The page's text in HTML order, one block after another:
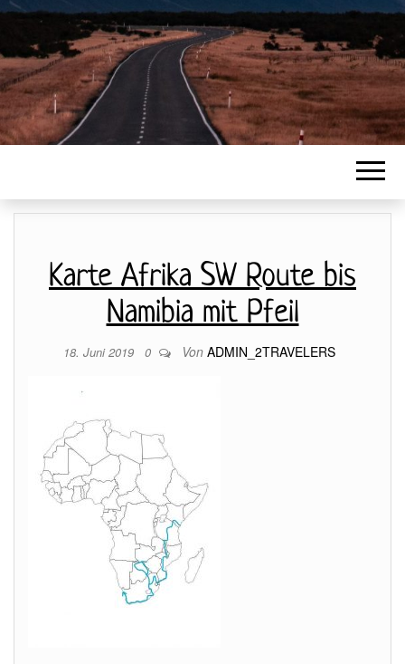
Karte Afrika SW Route bis
Namibia mit Pfeil
18. Juni 2019 0 Von ADMIN_2TRAVELERS